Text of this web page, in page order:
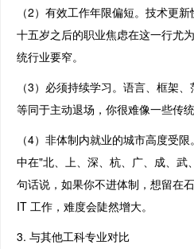
（2）有效工作年限偏短。技术更
十五岁之后的职业焦虑在这一行尤
统行业要窄。
（3）必须持续学习。语言、框架
等同于主动退场，你很难像一些传
（4）非体制内就业的城市高度受
中在"北、上、深、杭、广、成、武
句话说，如果你不进体制，想留在
IT 工作，难度会陡然增大。
3. 与其他工科专业对比